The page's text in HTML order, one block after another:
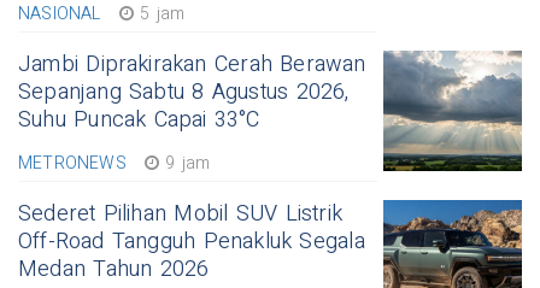
NASIONAL 5 jam
Jambi Diprakirakan Cerah Berawan
Sepanjang Sabtu 8 Agustus 2026,
Suhu Puncak Capai 33°C
METRONEWS 9 jam
Sederet Pilihan Mobil SUV Listrik
Off-Road Tangguh Penakluk Segala
Medan Tahun 2026